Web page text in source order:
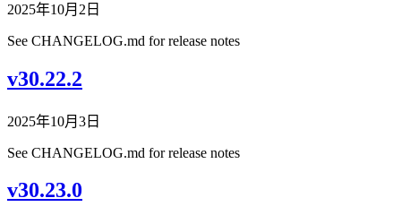
2025年10月2日
See CHANGELOG.md for release notes
v30.22.2
2025年10月3日
See CHANGELOG.md for release notes
v30.23.0